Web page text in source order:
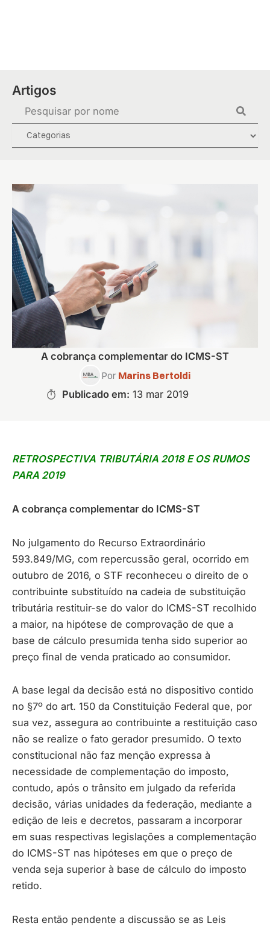
Artigos
A cobrança complementar do ICMS-ST
Por Marins Bertoldi
Publicado em: 13 mar 2019
RETROSPECTIVA TRIBUTÁRIA 2018 E OS RUMOS
PARA 2019
A cobrança complementar do ICMS-ST
No julgamento do Recurso Extraordinário
593.849/MG, com repercussão geral, ocorrido em
outubro de 2016, o STF reconheceu o direito de o
contribuinte substituído na cadeia de substituição
tributária restituir-se do valor do ICMS-ST recolhido
a maior, na hipótese de comprovação de que a
base de cálculo presumida tenha sido superior ao
preço final de venda praticado ao consumidor.
A base legal da decisão está no dispositivo contido
no §7º do art. 150 da Constituição Federal que, por
sua vez, assegura ao contribuinte a restituição caso
não se realize o fato gerador presumido. O texto
constitucional não faz menção expressa à
necessidade de complementação do imposto,
contudo, após o trânsito em julgado da referida
decisão, várias unidades da federação, mediante a
edição de leis e decretos, passaram a incorporar
em suas respectivas legislações a complementação
do ICMS-ST nas hipóteses em que o preço de
venda seja superior à base de cálculo do imposto
retido.
Resta então pendente a discussão se as Leis